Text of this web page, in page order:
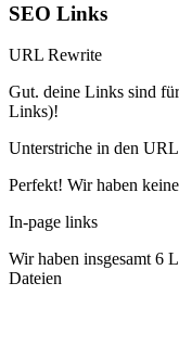
SEO Links
URL Rewrite
Gut. deine Links sind
Links)!
Unterstriche in den
Perfekt! Wir haben
In-page links
Wir haben insgesamt 6
Dateien